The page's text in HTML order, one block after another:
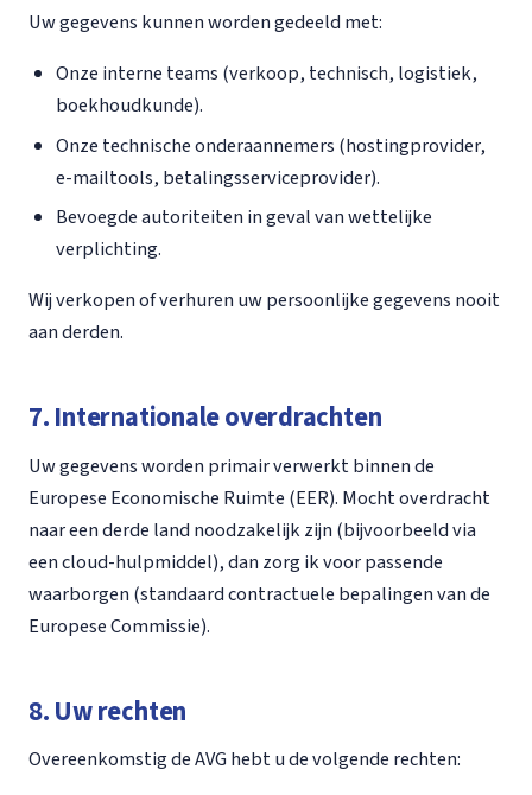
Uw gegevens kunnen worden gedeeld met:
Onze interne teams (verkoop, technisch, logistiek,
boekhoudkunde).
Onze technische onderaannemers (hostingprovider,
e-mailtools, betalingsserviceprovider).
Bevoegde autoriteiten in geval van wettelijke
verplichting.
Wij verkopen of verhuren uw persoonlijke gegevens nooit
aan derden.
7. Internationale overdrachten
Uw gegevens worden primair verwerkt binnen de
Europese Economische Ruimte (EER). Mocht overdracht
naar een derde land noodzakelijk zijn (bijvoorbeeld via
een cloud-hulpmiddel), dan zorg ik voor passende
waarborgen (standaard contractuele bepalingen van de
Europese Commissie).
8. Uw rechten
Overeenkomstig de AVG hebt u de volgende rechten: